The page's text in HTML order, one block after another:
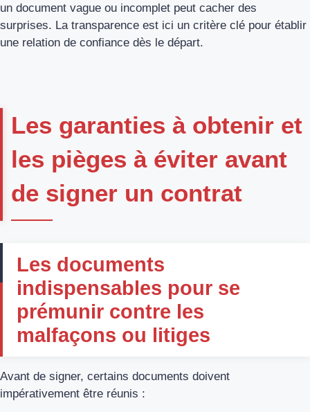
un document vague ou incomplet peut cacher des
surprises. La transparence est ici un critère clé pour établir
une relation de confiance dès le départ.
Les garanties à obtenir et
les pièges à éviter avant
de signer un contrat
Les documents
indispensables pour se
prémunir contre les
malfaçons ou litiges
Avant de signer, certains documents doivent
impérativement être réunis :